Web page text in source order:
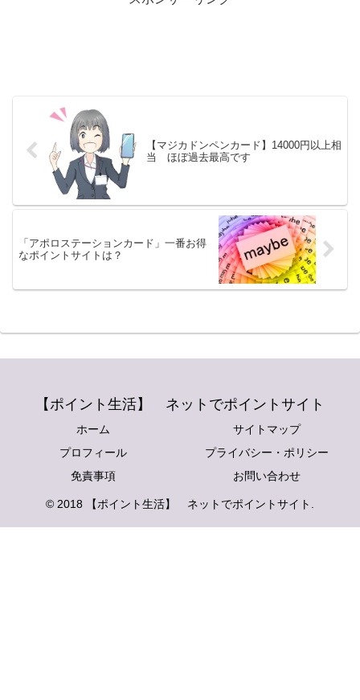
【マジカドンペンカード】14000円以上相
当 ほぼ過去最高です
「アポロステーションカード」一番お得
なポイントサイトは？
【ポイント生活】 ネットでポイントサイト
ホーム
サイトマップ
プロフィール
プライバシー・ポリシー
免責事項
お問い合わせ
© 2018 【ポイント生活】 ネットでポイントサイト.